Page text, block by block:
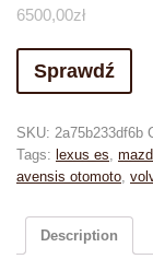
6500,00zł
Sprawdź
SKU: 2a75b233df6b
Tags: lexus es,
avensis otomoto,
Description